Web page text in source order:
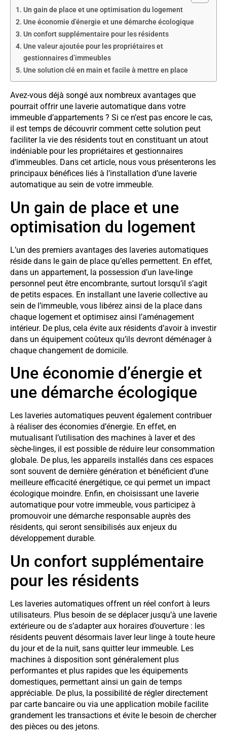
Un gain de place et une optimisation du logement
Une économie d’énergie et une démarche écologique
Un confort supplémentaire pour les résidents
Une valeur ajoutée pour les propriétaires et
gestionnaires d’immeubles
Une solution clé en main et facile à mettre en place
Avez-vous déjà songé aux nombreux avantages que
pourrait offrir une laverie automatique dans votre
immeuble d’appartements ? Si ce n’est pas encore le cas,
il est temps de découvrir comment cette solution peut
faciliter la vie des résidents tout en constituant un atout
indéniable pour les propriétaires et gestionnaires
d’immeubles. Dans cet article, nous vous présenterons les
principaux bénéfices liés à l’installation d’une laverie
automatique au sein de votre immeuble.
Un gain de place et une
optimisation du logement
L’un des premiers avantages des laveries automatiques
réside dans le gain de place qu’elles permettent. En effet,
dans un appartement, la possession d’un lave-linge
personnel peut être encombrante, surtout lorsqu’il s’agit
de petits espaces. En installant une laverie collective au
sein de l’immeuble, vous libérez ainsi de la place dans
chaque logement et optimisez ainsi l’aménagement
intérieur. De plus, cela évite aux résidents d’avoir à investir
dans un équipement coûteux qu’ils devront déménager à
chaque changement de domicile.
Une économie d’énergie et
une démarche écologique
Les laveries automatiques peuvent également contribuer
à réaliser des économies d’énergie. En effet, en
mutualisant l’utilisation des machines à laver et des
sèche-linges, il est possible de réduire leur consommation
globale. De plus, les appareils installés dans ces espaces
sont souvent de dernière génération et bénéficient d’une
meilleure efficacité énergétique, ce qui permet un impact
écologique moindre. Enfin, en choisissant une laverie
automatique pour votre immeuble, vous participez à
promouvoir une démarche responsable auprès des
résidents, qui seront sensibilisés aux enjeux du
développement durable.
Un confort supplémentaire
pour les résidents
Les laveries automatiques offrent un réel confort à leurs
utilisateurs. Plus besoin de se déplacer jusqu’à une laverie
extérieure ou de s’adapter aux horaires d’ouverture : les
résidents peuvent désormais laver leur linge à toute heure
du jour et de la nuit, sans quitter leur immeuble. Les
machines à disposition sont généralement plus
performantes et plus rapides que les équipements
domestiques, permettant ainsi un gain de temps
appréciable. De plus, la possibilité de régler directement
par carte bancaire ou via une application mobile facilite
grandement les transactions et évite le besoin de chercher
des pièces ou des jetons.